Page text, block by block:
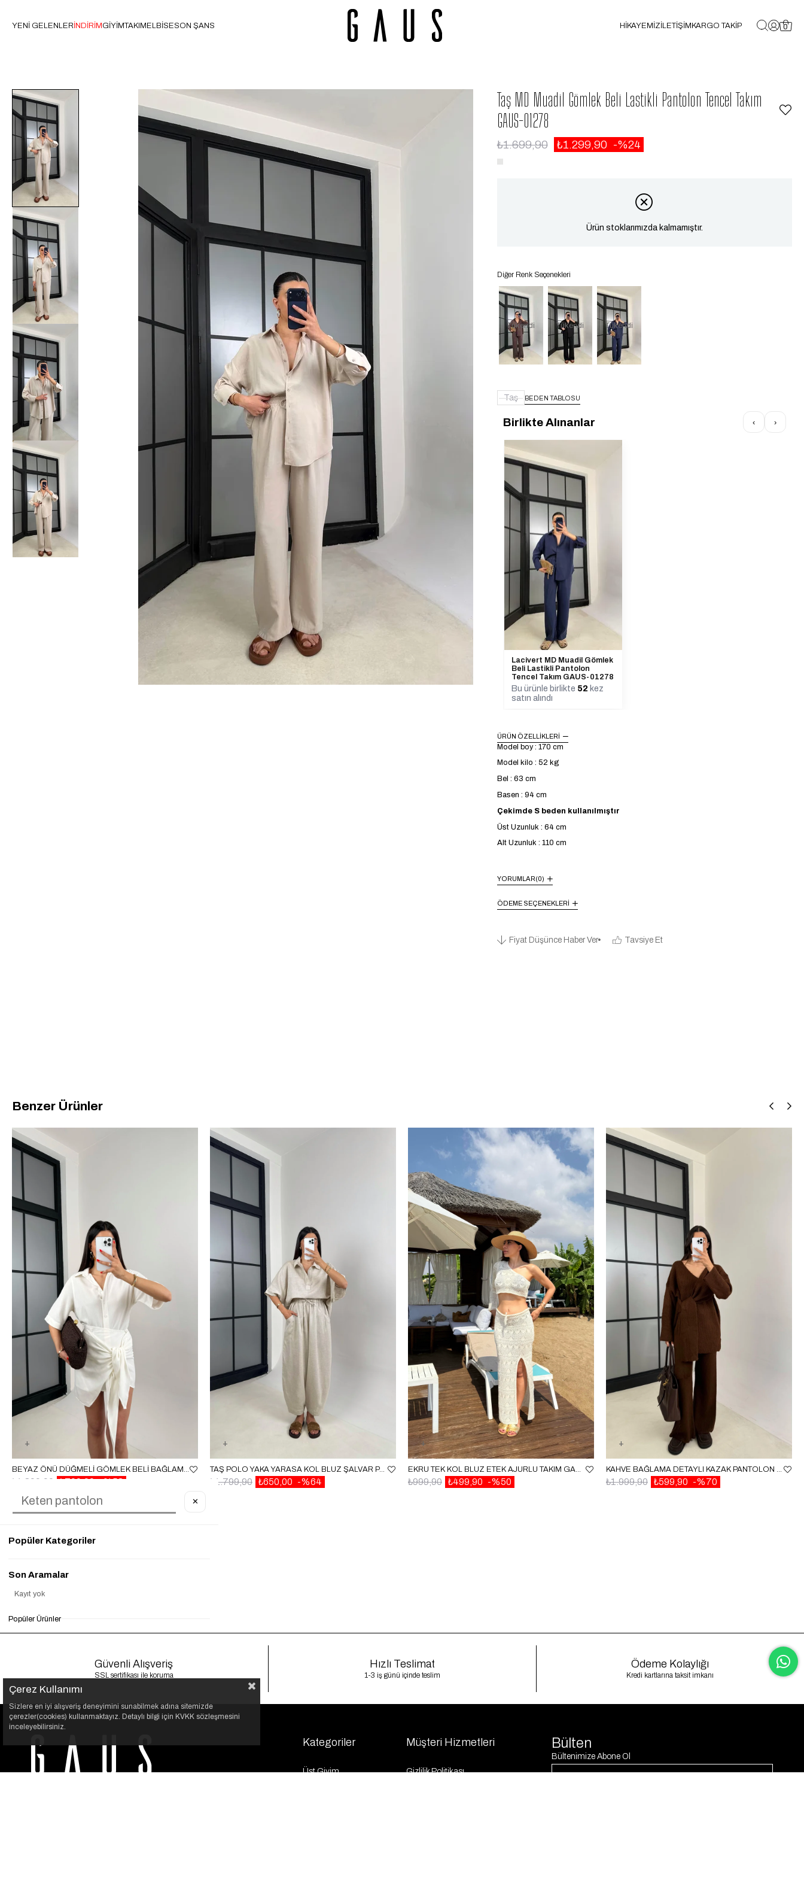
YENİ GELENLERİNDİRİMGİYİMTAKIMELBİSESON ŞANS HİKAYEMİZİLETİŞİMKARGO TAKİP 0
Taş MD Muadil Gömlek Beli Lastikli Pantolon Tencel Takım
GAUS-01278
₺1.699,90 ₺1.299,90 24
Ürün stoklarımızda kalmamıştır.
Diğer Renk Seçenekleri
Tükendi Tükendi Tükendi
Taş BEDEN TABLOSU
Birlikte Alınanlar ‹ ›
Lacivert MD Muadil Gömlek
Beli Lastikli Pantolon
Tencel Takım GAUS-01278
Bu ürünle birlikte 52 kez
satın alındı
ÜRÜN ÖZELLIKLERI
Model boy : 170 cm
Model kilo : 52 kg
Bel : 63 cm
Basen : 94 cm
Çekimde S beden kullanılmıştır
Üst Uzunluk : 64 cm
Alt Uzunluk : 110 cm
YORUMLAR(0)
ÖDEME SEÇENEKLERI
Fiyat Düşünce Haber Ver Tavsiye Et
Benzer Ürünler
%58
₺799,90
₺1.899,90
TAŞ POLO YAKA YARASA KOL BLUZ ŞALVAR PANTOLON MD MUADIL PREMIUM KETEN TAKIM GAUS00542
%64
₺650,00
₺1.799,90 %50
₺499,90
₺999,90 %70
₺599,90
₺1.999,90
Güvenli Alışveriş
SSL sertifikası ile koruma
Hızlı Teslimat
1-3 iş günü içinde teslim
Ödeme Kolaylığı
Kredi kartlarına taksit imkanı
Kategoriler
Üst Giyim
Müşteri Hizmetleri
Gizlilik Politikası
Bülten
Bültenimize Abone Ol
Çerez Kullanımı
Sizlere en iyi alışveriş deneyimini sunabilmek adına sitemizde
çerezler(cookies) kullanmaktayız. Detaylı bilgi için KVKK sözleşmesini
inceleyebilirsiniz.
✕
Popüler Kategoriler
Son Aramalar
Kayıt yok
Popüler Ürünler